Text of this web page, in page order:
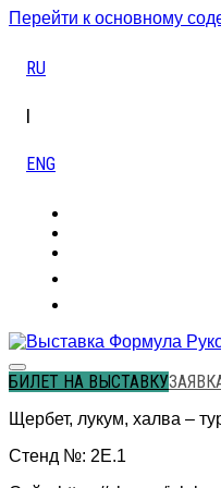
Перейти к основному
RU
ENG
БИЛЕТ НА ВЫСТАВКУ
Щербет, лукум, халва –
Стенд №: 2Е.1